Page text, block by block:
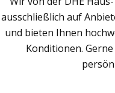
ausschließlich auf
und bieten Ihnen
Konditionen.